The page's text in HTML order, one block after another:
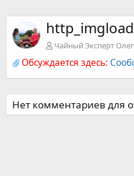
Чайный Эксперт Олег
Обсуждается здесь:
Нет комментариев для